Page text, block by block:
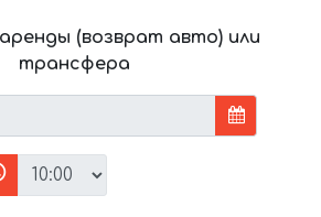
(возврат авто) или
трансфера